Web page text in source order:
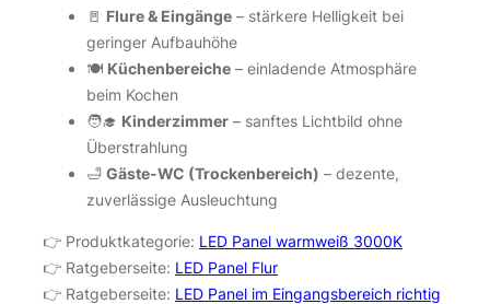
🚪 Flure & Eingänge – stärkere Helligkeit bei
geringer Aufbauhöhe
🍽️ Küchenbereiche – einladende Atmosphäre
beim Kochen
🧑‍🎓 Kinderzimmer – sanftes Lichtbild ohne
Überstrahlung
🛁 Gäste-WC (Trockenbereich) – dezente,
zuverlässige Ausleuchtung
👉 Produktkategorie: LED Panel warmweiß 3000K
👉 Ratgeberseite: LED Panel Flur
👉 Ratgeberseite: LED Panel im Eingangsbereich richtig